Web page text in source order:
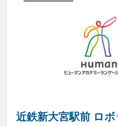
近鉄新大宮駅前 ロ